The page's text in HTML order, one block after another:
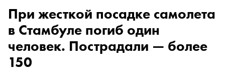
При жесткой посадке самолета
в Стамбуле погиб один
человек. Пострадали — более
150